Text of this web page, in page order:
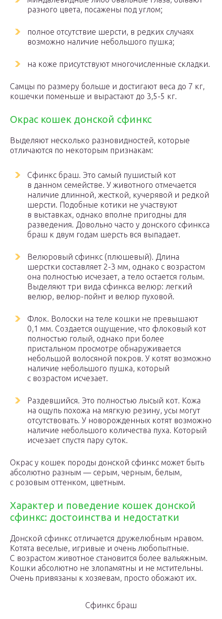
разного цвета, посажены под углом;
полное отсутствие шерсти, в редких случаях
возможно наличие небольшого пушка;
на коже присутствуют многочисленные складки.
Самцы по размеру больше и достигают веса до 7 кг,
кошечки поменьше и вырастают до 3,5-5 кг.
Окрас кошек донской сфинкс
Выделяют несколько разновидностей, которые
отличаются по некоторым признакам:
Сфинкс браш. Это самый пушистый кот
в данном семействе. У животного отмечается
наличие длинной, жесткой, кучерявой и редкой
шерсти. Подобные котики не участвуют
в выставках, однако вполне пригодны для
разведения. Довольно часто у донского сфинкса
браш к двум годам шерсть вся выпадает.
Велюровый сфинкс (плюшевый). Длина
шерстки составляет 2-3 мм, однако с возрастом
она полностью исчезает, а тело остается голым.
Выделяют три вида сфинкса велюр: легкий
велюр, велюр-пойнт и велюр пуховой.
Флок. Волоски на теле кошки не превышают
0,1 мм. Создается ощущение, что флоковый кот
полностью голый, однако при более
пристальном просмотре обнаруживается
небольшой волосяной покров. У котят возможно
наличие небольшого пушка, который
с возрастом исчезает.
Раздевшийся. Это полностью лысый кот. Кожа
на ощупь похожа на мягкую резину, усы могут
отсутствовать. У новорожденных котят возможно
наличие небольшого количества пуха. Который
исчезает спустя пару суток.
Окрас у кошек породы донской сфинкс может быть
абсолютно разным — серым, черным, белым,
с розовым оттенком, цветным.
Характер и поведение кошек донской
сфинкс: достоинства и недостатки
Донской сфинкс отличается дружелюбным нравом.
Котята веселые, игривые и очень любопытные.
С возрастом животное становится более вальяжным.
Кошки абсолютно не злопамятны и не мстительны.
Очень привязаны к хозяевам, просто обожают их.
Сфинкс браш